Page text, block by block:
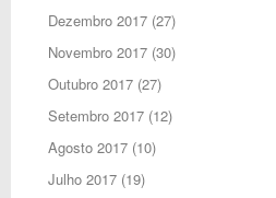
Dezembro 2017(27)
Novembro 2017(30)
Outubro 2017(27)
Setembro 2017(12)
Agosto 2017(10)
Julho 2017(19)